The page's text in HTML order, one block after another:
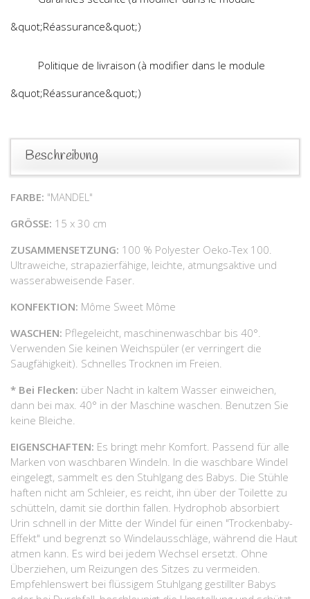
&quot;Réassurance&quot;)
Politique de livraison (à modifier dans le module
&quot;Réassurance&quot;)
Beschreibung
FARBE: "MANDEL"
GRÖSSE: 15 x 30 cm
ZUSAMMENSETZUNG: 100 % Polyester Oeko-Tex 100.
Ultraweiche, strapazierfähige, leichte, atmungsaktive und
wasserabweisende Faser.
KONFEKTION: Môme Sweet Môme
WASCHEN: Pflegeleicht, maschinenwaschbar bis 40°.
Verwenden Sie keinen Weichspüler (er verringert die
Saugfähigkeit). Schnelles Trocknen im Freien.
* Bei Flecken: über Nacht in kaltem Wasser einweichen,
dann bei max. 40° in der Maschine waschen. Benutzen Sie
keine Bleiche.
EIGENSCHAFTEN: Es bringt mehr Komfort. Passend für alle
Marken von waschbaren Windeln. In die waschbare Windel
eingelegt, sammelt es den Stuhlgang des Babys. Die Stühle
haften nicht am Schleier, es reicht, ihn über der Toilette zu
schütteln, damit sie dorthin fallen. Hydrophob absorbiert
Urin schnell in der Mitte der Windel für einen "Trockenbaby-
Effekt" und begrenzt so Windelausschläge, während die Haut
atmen kann. Es wird bei jedem Wechsel ersetzt. Ohne
Überziehen, um Reizungen des Sitzes zu vermeiden.
Empfehlenswert bei flüssigem Stuhlgang gestillter Babys